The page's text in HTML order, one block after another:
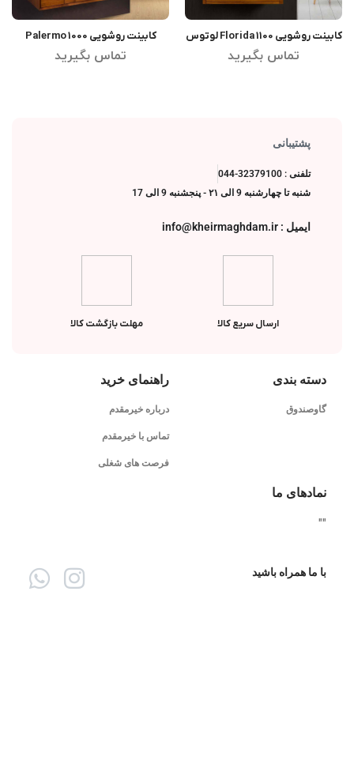
اطلاعات بیشترکابینت روشویی Florida 1100 لوتوس
تماس بگیرید
اطلاعات بیشترکابینت روشویی Palermo 1000
لوتوس
تماس بگیرید
پشتیبانی
تلفنی : 32379100-044
شنبه تا چهارشنبه 9 الی ۲۱ - پنجشنبه 9 الی 17
ایمیل : info@kheirmaghdam.ir
ارسال سریع کالا مهلت بازگشت کالا
دسته بندی
گاوصندوق
راهنمای خرید
درباره خیرمقدم
تماس با خیرمقدم
فرصت های شغلی
نمادهای ما
"
"
با ما همراه باشید